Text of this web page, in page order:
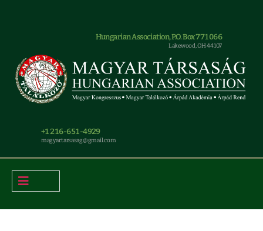
Hungarian Association, P.O. Box 771066
Lakewood, OH 44107
+1 216-651-4929
magyar.tarsasag@gmail.com